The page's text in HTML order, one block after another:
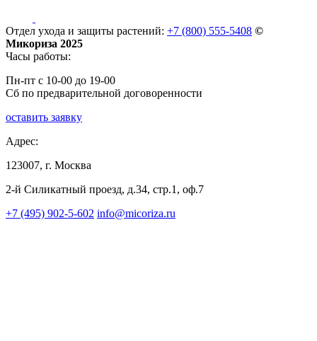
Отдел ухода и защиты растений: +7 (800) 555-5408 ©
Микориза 2025
Часы работы:
Пн-пт с 10-00 до 19-00
Сб по предварительной договоренности
оставить заявку
Адрес:
123007, г. Москва
2-й Силикатный проезд, д.34, стр.1, оф.7
+7 (495) 902-5-602 info@micoriza.ru